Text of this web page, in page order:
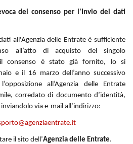
del consenso per l'Invio dei dati
all'Agenzia delle Entrate è sufficiente
all’atto di acquisto del singolo
il consenso è stato già fornito, lo si
e il 16 marzo dell’anno successivo
all’Agenzia delle Entrate
corredato di documento d’identità,
via e-mail all’indirizzo:
il sito dell’Agenzia delle Entrate.